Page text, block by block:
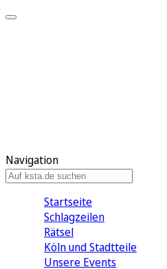
Navigation
Startseite
Schlagzeilen
Rätsel
Köln und Stadtteile
Unsere Events